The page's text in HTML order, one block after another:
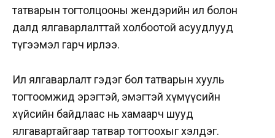
татварын тогтолцооны жендэрийн ил болон
далд ялгаварлалттай холбоотой асуудлууд
түгээмэл гарч ирлээ.
Ил ялгаварлалт гэдэг бол татварын хууль
тогтоомжид эрэгтэй, эмэгтэй хүмүүсийн
хүйсийн байдлаас нь хамаарч шууд
ялгавартайгаар татвар тогтоохыг хэлдэг.